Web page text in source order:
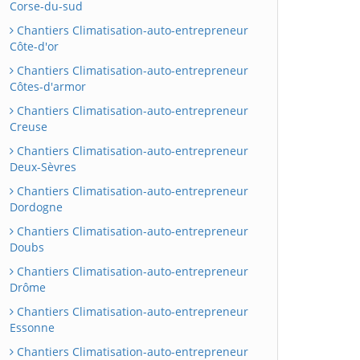
Corse-du-sud
Chantiers Climatisation-auto-entrepreneur
Côte-d'or
Chantiers Climatisation-auto-entrepreneur
Côtes-d'armor
Chantiers Climatisation-auto-entrepreneur
Creuse
Chantiers Climatisation-auto-entrepreneur
Deux-Sèvres
Chantiers Climatisation-auto-entrepreneur
Dordogne
Chantiers Climatisation-auto-entrepreneur
Doubs
Chantiers Climatisation-auto-entrepreneur
Drôme
Chantiers Climatisation-auto-entrepreneur
Essonne
Chantiers Climatisation-auto-entrepreneur